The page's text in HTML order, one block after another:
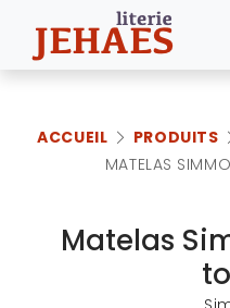
ACCUEIL PRODUITS
MATELAS
Matelas